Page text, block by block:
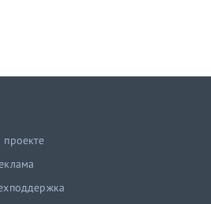
проекте